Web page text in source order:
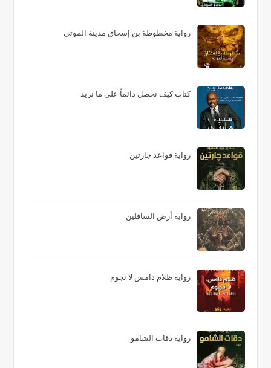
رواية مخطوطة بن إسحاق مدينة الموتى
كتاب كيف نحصل دائماً على ما نريد
رواية قواعد جارتين
رواية أرض السافلين
رواية ظلام دامس لا نجوم
رواية دقات الشامو